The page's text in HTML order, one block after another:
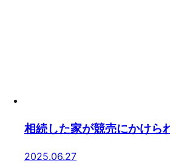
相続した家が競売にかけら
2025.06.27